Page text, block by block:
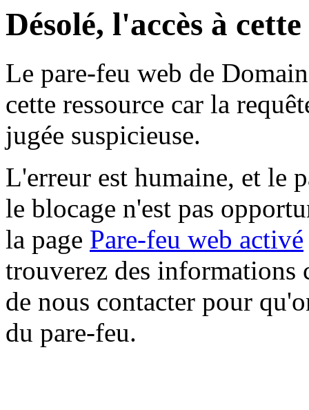
Désolé, l'accès à
Le pare-feu web de
cette ressource car la
jugée suspicieuse.
L'erreur est humaine, et le
le blocage n'est pas
la page Pare-feu web activé
trouverez des informations
de nous contacter pour
du pare-feu.